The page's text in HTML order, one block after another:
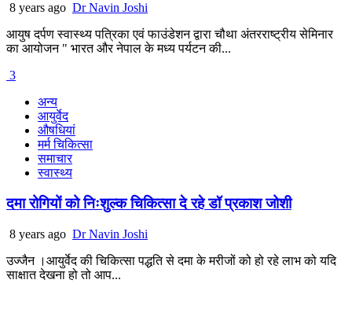
8 years ago Dr Navin Joshi
आयुष दर्पण स्वास्थ्य पत्रिका एवं फाउंडेशन द्वारा चौथा अंतरराष्ट्रीय सेमिनार
का आयोजन " भारत और नेपाल के मध्य पर्यटन की...
3
अन्य
आयुर्वेद
औषधियां
मर्म चिकित्सा
समाचार
स्वास्थ्य
दमा रोगियों को निःशुल्क चिकित्सा दे रहे डॉ प्रकाश जोशी
8 years ago Dr Navin Joshi
उज्जैन ।आयुर्वेद की चिकित्सा पद्धति से दमा के मरीजों को हो रहे लाभ को यदि
साक्षात देखना हो तो आप...